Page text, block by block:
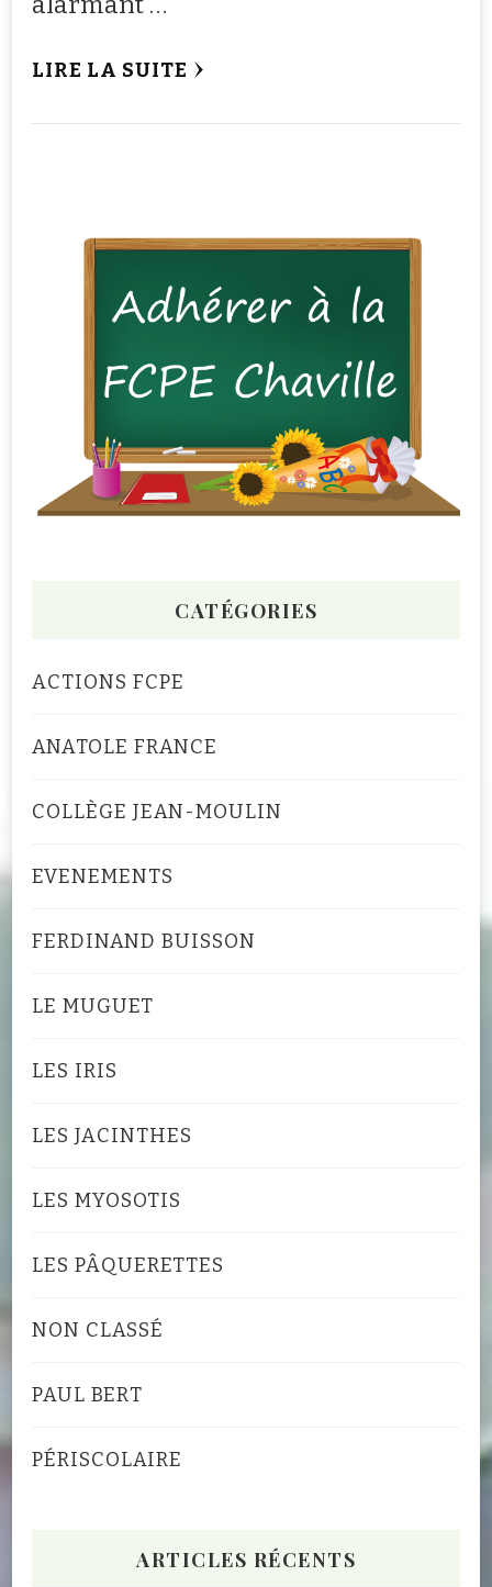
LIRE LA SUITE
CATÉGORIES
ACTIONS FCPE
ANATOLE FRANCE
COLLÈGE JEAN-MOULIN
EVENEMENTS
FERDINAND BUISSON
LE MUGUET
LES IRIS
LES JACINTHES
LES MYOSOTIS
LES PÂQUERETTES
NON CLASSÉ
PAUL BERT
PÉRISCOLAIRE
ARTICLES RÉCENTS